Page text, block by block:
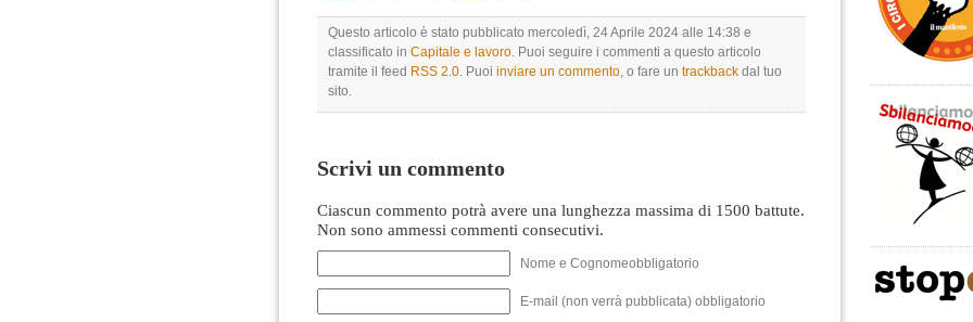
Questo articolo è stato pubblicato mercoledì, 24 Aprile 2024 alle 14:38 e
classificato in Capitale e lavoro . Puoi seguire i commenti a questo articolo
tramite il feed RSS 2.0 . Puoi inviare un commento , o fare un trackback dal tuo
sito.
Scrivi un commento
Ciascun commento potrà avere una lunghezza massima di 1500 battute.
Non sono ammessi commenti consecutivi.
Nome e Cognomeobbligatorio
E-mail (non verrà pubblicata) obbligatorio